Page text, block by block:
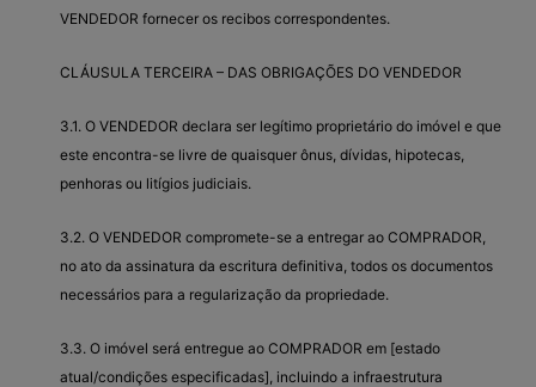
VENDEDOR fornecer os recibos correspondentes.
CLÁUSULA TERCEIRA – DAS OBRIGAÇÕES DO VENDEDOR
3.1. O VENDEDOR declara ser legítimo proprietário do imóvel e que
este encontra-se livre de quaisquer ônus, dívidas, hipotecas,
penhoras ou litígios judiciais.
3.2. O VENDEDOR compromete-se a entregar ao COMPRADOR,
no ato da assinatura da escritura definitiva, todos os documentos
necessários para a regularização da propriedade.
3.3. O imóvel será entregue ao COMPRADOR em [estado
atual/condições especificadas], incluindo a infraestrutura